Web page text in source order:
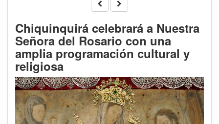
Chiquinquirá celebrará a Nuestra
Señora del Rosario con una
amplia programación cultural y
religiosa